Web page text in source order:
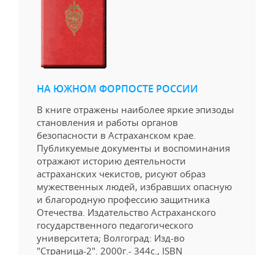
НА ЮЖНОМ ФОРПОСТЕ РОССИИ
В книге отражены наиболее яркие эпизоды
становления и работы органов
безопасности в Астраханском крае.
Публикуемые документы и воспоминания
отражают историю деятельности
астраханских чекистов, рисуют образ
мужественных людей, избравших опасную
и благородную профессию защитника
Отечества. Издательство Астраханского
государственного педагогического
университета; Волгоград: Изд-во
"Страница-2". 2000г.- 344с., ISBN